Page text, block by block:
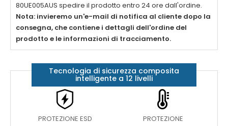
80UE005AUS spedire il prodotto entro 24 ore dall'ordine.
Nota: invieremo un'e-mail di notifica al cliente dopo la
consegna, che contiene i dettagli dell'ordine del
prodotto e le informazioni di tracciamento.
Tecnologia di sicurezza composita
intelligente a 12 livelli
PROTEZIONE ESD
PROTEZIONE